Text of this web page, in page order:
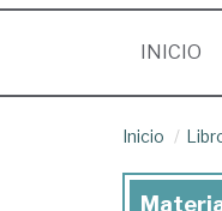
INICIO
Inicio